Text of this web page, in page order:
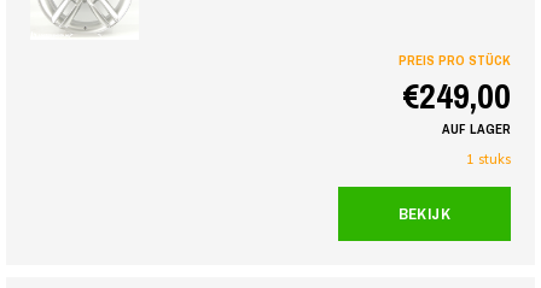
PREIS PRO STÜCK
€249,00
AUF LAGER
1 stuks
BEKIJK